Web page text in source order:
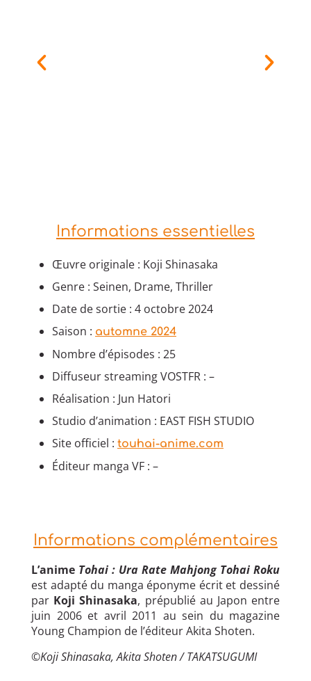
Informations essentielles
Œuvre originale : Koji Shinasaka
Genre : Seinen, Drame, Thriller
Date de sortie : 4 octobre 2024
Saison : automne 2024
Nombre d’épisodes : 25
Diffuseur streaming VOSTFR : –
Réalisation : Jun Hatori
Studio d’animation : EAST FISH STUDIO
Site officiel : touhai-anime.com
Éditeur manga VF : –
Informations complémentaires
L’anime Tohai : Ura Rate Mahjong Tohai Roku
est adapté du manga éponyme écrit et dessiné
par Koji Shinasaka, prépublié au Japon entre
juin 2006 et avril 2011 au sein du magazine
Young Champion de l’éditeur Akita Shoten.
©Koji Shinasaka, Akita Shoten / TAKATSUGUMI